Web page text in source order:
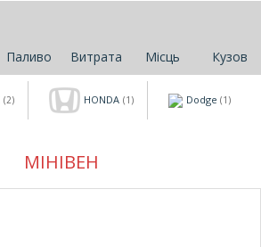
Паливо Витрата Місць Кузов
(2) HONDA (1) Dodge (1)
МІНІВЕН